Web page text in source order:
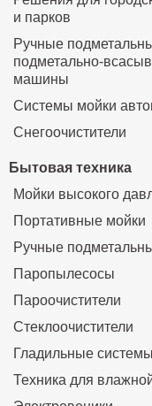
и парков
Ручные
подметально-
машины
Системы мойки
Снегоочистители
Бытовая техника
Мойки высокого
Портативные мойки
Ручные
Паропылесосы
Пароочистители
Стеклоочистители
Гладильные системы
Техника для